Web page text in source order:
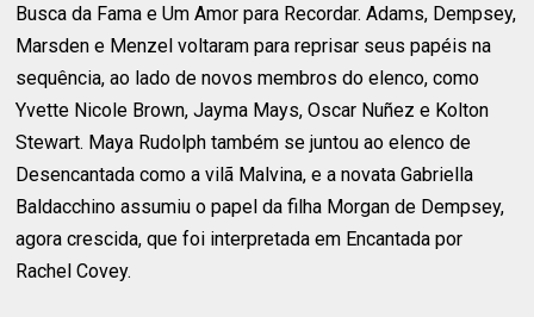
Busca da Fama e Um Amor para Recordar. Adams, Dempsey,
Marsden e Menzel voltaram para reprisar seus papéis na
sequência, ao lado de novos membros do elenco, como
Yvette Nicole Brown, Jayma Mays, Oscar Nuñez e Kolton
Stewart. Maya Rudolph também se juntou ao elenco de
Desencantada como a vilã Malvina, e a novata Gabriella
Baldacchino assumiu o papel da filha Morgan de Dempsey,
agora crescida, que foi interpretada em Encantada por
Rachel Covey.